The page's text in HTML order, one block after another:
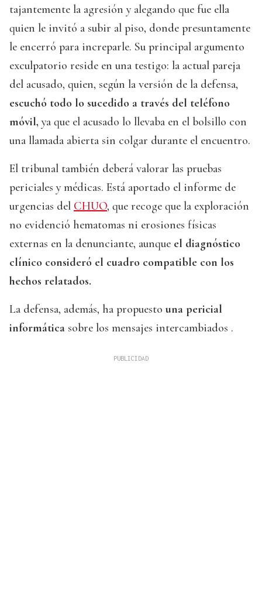
tajantemente la agresión y alegando que fue ella
quien le invitó a subir al piso, donde presuntamente
le encerró para increparle. Su principal argumento
exculpatorio reside en una testigo: la actual pareja
del acusado, quien, según la versión de la defensa,
escuchó todo lo sucedido a través del teléfono
móvil, ya que el acusado lo llevaba en el bolsillo con
una llamada abierta sin colgar durante el encuentro.
El tribunal también deberá valorar las pruebas
periciales y médicas. Está aportado el informe de
urgencias del CHUO, que recoge que la exploración
no evidenció hematomas ni erosiones físicas
externas en la denunciante, aunque el diagnóstico
clínico consideró el cuadro compatible con los
hechos relatados.
La defensa, además, ha propuesto una pericial
informática sobre los mensajes intercambiados .